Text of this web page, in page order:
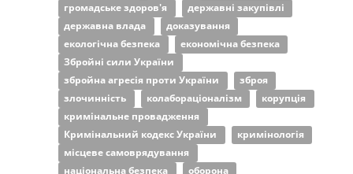
громадське здоров'я
державні закупівлі
державна влада
доказування
екологічна безпека
економічна безпека
Збройні сили України
збройна агресія проти України
зброя
злочинність
колабораціоналізм
корупція
кримінальне провадження
Кримінальний кодекс України
кримінологія
місцеве самоврядування
національна безпека
оборона